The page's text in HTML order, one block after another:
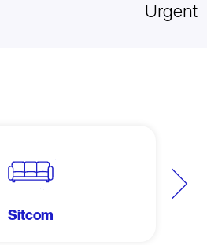
Urgent
Další
Sitcom